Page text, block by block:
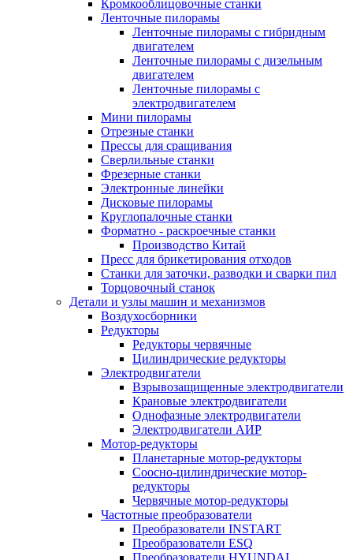
Кромкооблицовочные станки
Ленточные пилорамы
Ленточные пилорамы с гибридным
двигателем
Ленточные пилорамы с дизельным
двигателем
Ленточные пилорамы с
электродвигателем
Мини пилорамы
Отрезные станки
Прессы для сращивания
Сверлильные станки
Фрезерные станки
Электронные линейки
Дисковые пилорамы
Круглопалочные станки
Форматно - раскроечные станки
Производство Китай
Пресс для брикетирования отходов
Станки для заточки, разводки и сварки пил
Торцовочный станок
Детали и узлы машин и механизмов
Воздухосборники
Редукторы
Редукторы червячные
Цилиндрические редукторы
Электродвигатели
Взрывозащищенные электродвигатели
Крановые электродвигатели
Однофазные электродвигатели
Электродвигатели АИР
Мотор-редукторы
Планетарные мотор-редукторы
Соосно-цилиндрические мотор-
редукторы
Червячные мотор-редукторы
Частотные преобразователи
Преобразователи INSTART
Преобразователи ESQ
Преобразователи HYUNDAI